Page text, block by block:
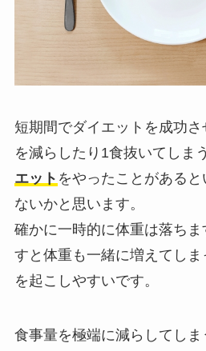
短期間でダイエットを成功
を減らしたり1食抜いてしま
エット をやったことがある
ないかと思います。
確かに一時的に体重は落ち
すと体重も一緒に増えてし
を起こしやすいです。
食事量を極端に減らしてし